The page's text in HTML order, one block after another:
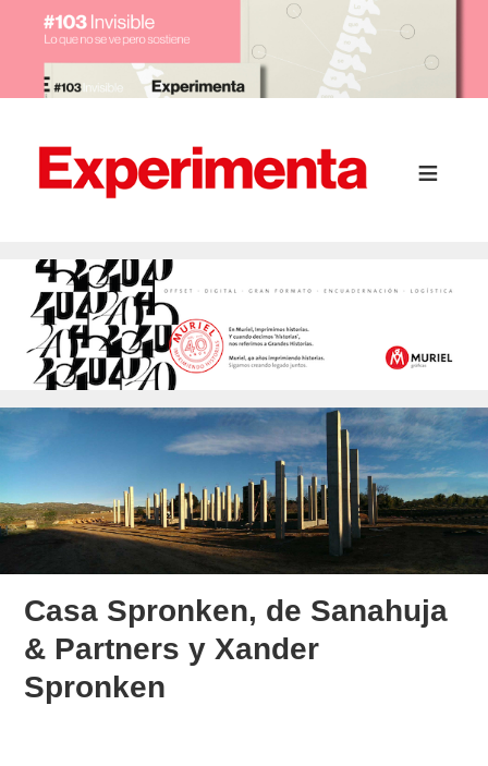
Casa Spronken, de Sanahuja
& Partners y Xander
Spronken